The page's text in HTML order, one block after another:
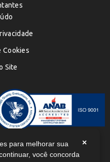
Cookies
Site
RESERVADOS
×
para melhorar sua
você concorda